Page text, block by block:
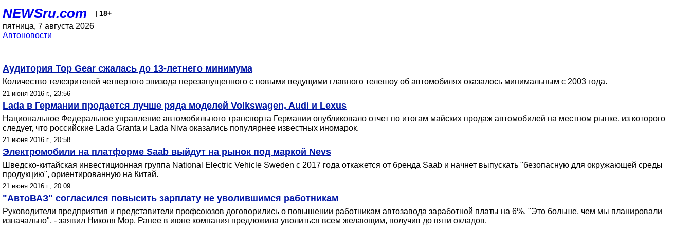
NEWSru.com | 18+
пятница, 7 августа 2026
Автоновости
Аудитория Top Gear сжалась до 13-летнего минимума
Количество телезрителей четвертого эпизода перезапущенного с новыми ведущими главного телешоу об автомобилях оказалось минимальным с 2003 года.
21 июня 2016 г., 23:56
Lada в Германии продается лучше ряда моделей Volkswagen, Audi и Lexus
Национальное Федеральное управление автомобильного транспорта Германии опубликовало отчет по итогам майских продаж автомобилей на местном рынке, из которого
следует, что российские Lada Granta и Lada Niva оказались популярнее известных иномарок.
21 июня 2016 г., 20:58
Электромобили на платформе Saab выйдут на рынок под маркой Nevs
Шведско-китайская инвестиционная группа National Electric Vehicle Sweden с 2017 года откажется от бренда Saab и начнет выпускать "безопасную для окружающей среды
продукцию", ориентированную на Китай.
21 июня 2016 г., 20:09
"АвтоВАЗ" согласился повысить зарплату не уволившимся работникам
Руководители предприятия и представители профсоюзов договорились о повышении работникам автозавода заработной платы на 6%. "Это больше, чем мы планировали
изначально", - заявил Николя Мор. Ранее в июне компания предложила уволиться всем желающим, получив до пяти окладов.